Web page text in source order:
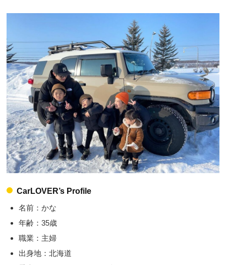
CarLOVER’s Profile
名前：かな
年齢：35歳
職業：主婦
出身地：北海道